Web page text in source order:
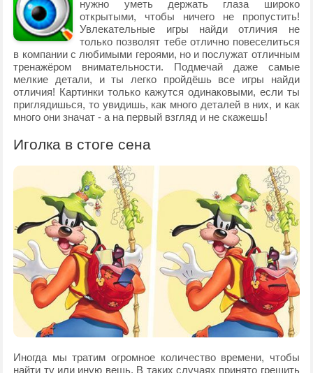
нужно уметь держать глаза широко
открытыми, чтобы ничего не пропустить!
Увлекательные игры найди отличия не
только позволят тебе отлично повеселиться
в компании с любимыми героями, но и послужат отличным
тренажёром внимательности. Подмечай даже самые
мелкие детали, и ты легко пройдёшь все игры найди
отличия! Картинки только кажутся одинаковыми, если ты
приглядишься, то увидишь, как много деталей в них, и как
много они значат - а на первый взгляд и не скажешь!
Иголка в стоге сена
Иногда мы тратим огромное количество времени, чтобы
найти ту или иную вещь. В таких случаях принято грешить